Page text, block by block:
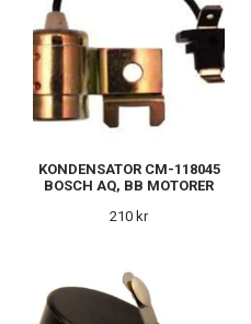
KONDENSATOR CM-118045
BOSCH AQ, BB MOTORER
210 kr